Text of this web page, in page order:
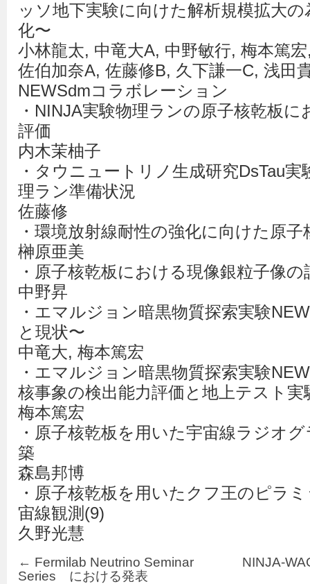
ッソ地下実験に向けた解析規模拡大
化〜
小林龍太, 中竜大A, 中野敏行, 梅本篤
佐伯加奈A, 佐藤修B, 久下謙一C, 浅田
NEWSdmコラボレーション
・NINJA実験物理ランの原子核乾板
評価
内木茉柚子
・タウニュートリノ生成研究DsTau
理ラン準備状況
佐藤修
・環境放射線耐性の強化に向けた原
榊原亜美
・原子核乾板における現像銀粒子像の
中野昇
・エマルジョン暗黒物質探索実験
と現状〜
中竜大, 梅本篤宏
・エマルジョン暗黒物質探索実験
核事象の検出能力評価と地上テスト実
梅本篤宏
・原子核乾板を用いた宇宙線ラジオ
築
森島邦博
・原子核乾板を用いたクフ王のピラ
宙線観測(9)
久野光慧
← Fermilab Neutrino Seminar
Series における発表
NINJA-